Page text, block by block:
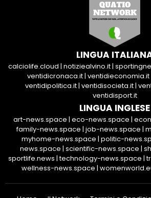
LINGUA
calciolife.cloud | notiziealvino.it|
ventidicronaca.it| ventidieconomia.it
ventidipolitica.it| ventidisocieta.it|
ventidisport.it
LINGUA INGLESE
art-news.space | eco-news.space |
family-news.space | job-news.space |
myhome-news.space | politic-
news.space | scientific-news.space |
sportlife.news |technology-news.space |
wellness-news.space |